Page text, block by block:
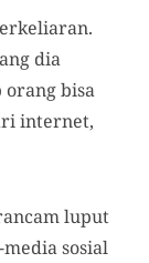
dia
bisa
internet,
luput
sosial